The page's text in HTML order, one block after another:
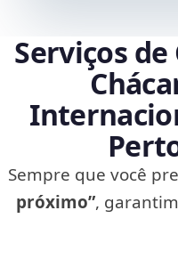
Serviços
Sempre que você
próximo”,